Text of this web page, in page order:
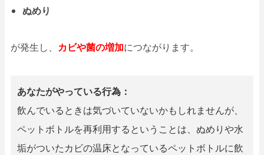
ぬめり
が発生し、 カビや菌の増加につながります。
あなたがやっている行為：
飲んでいるときは気づいていないかもしれませんが、
ペットボトルを再利用するということは、ぬめりや水
垢がついたカビの温床となっているペットボトルに飲